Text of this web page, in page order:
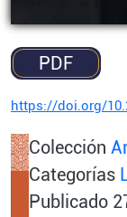
PDF
https://doi.org/
Colección
Categorías
Publicado